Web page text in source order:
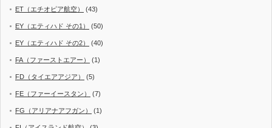
ET（エチオピア航空） (43)
EY（エティハド その1） (50)
EY（エティハド その2） (40)
FA（ファーストエアー） (1)
FD（タイエアアジア） (5)
FE（ファーイースタン） (7)
FG（アリアナアフガン） (1)